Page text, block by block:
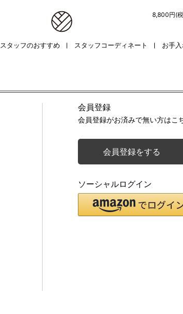
8,800円(
スタッフのおすすめ スタッフコーディネート お手
会員登録
会員登録がお済みで無い方はこ
会員登録をする
ソーシャルログイン